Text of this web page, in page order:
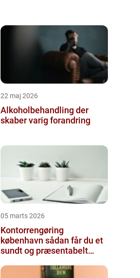
22 maj 2026
Alkoholbehandling der
skaber varig forandring
05 marts 2026
Kontorrengøring
københavn sådan får du et
sundt og præsentabelt